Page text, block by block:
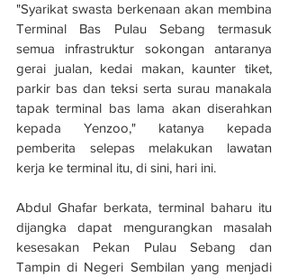
"Syarikat swasta berkenaan akan membina
Terminal Bas Pulau Sebang termasuk
semua infrastruktur sokongan antaranya
gerai jualan, kedai makan, kaunter tiket,
parkir bas dan teksi serta surau manakala
tapak terminal bas lama akan diserahkan
kepada Yenzoo," katanya kepada
pemberita selepas melakukan lawatan
kerja ke terminal itu, di sini, hari ini.
Abdul Ghafar berkata, terminal baharu itu
dijangka dapat mengurangkan masalah
kesesakan Pekan Pulau Sebang dan
Tampin di Negeri Sembilan yang menjadi